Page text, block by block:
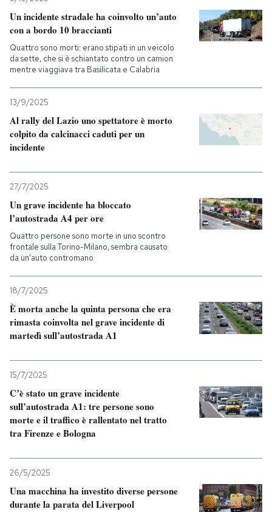
Un incidente stradale ha coinvolto un’auto
con a bordo 10 braccianti
Quattro sono morti: erano stipati in un veicolo
da sette, che si è schiantato contro un camion
mentre viaggiava tra Basilicata e Calabria
13/9/2025
Al rally del Lazio uno spettatore è morto
colpito da calcinacci caduti per un
incidente
27/7/2025
Un grave incidente ha bloccato
l’autostrada A4 per ore
Quattro persone sono morte in uno scontro
frontale sulla Torino-Milano, sembra causato
da un’auto contromano
18/7/2025
È morta anche la quinta persona che era
rimasta coinvolta nel grave incidente di
martedì sull’autostrada A1
15/7/2025
C’è stato un grave incidente
sull’autostrada A1: tre persone sono
morte e il traffico è rallentato nel tratto
tra Firenze e Bologna
26/5/2025
Una macchina ha investito diverse persone
durante la parata del Liverpool